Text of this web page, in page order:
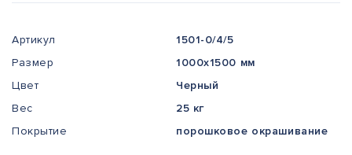
Артикул
1501-0/4/5
Размер
1000x1500 мм
Цвет
Черный
Вес
25 кг
Покрытие
порошковое окрашивание